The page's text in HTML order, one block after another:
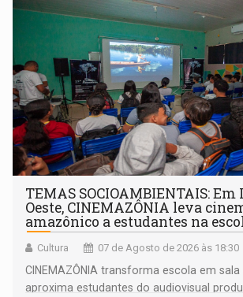
TEMAS SOCIOAMBIENTAIS:
Oeste, CINEMAZÔNIA leva
amazônico a estudantes na
Cultura 07 de Agosto de 2026 às 18:30
CINEMAZÔNIA transforma escola em
aproxima estudantes do audiovisual